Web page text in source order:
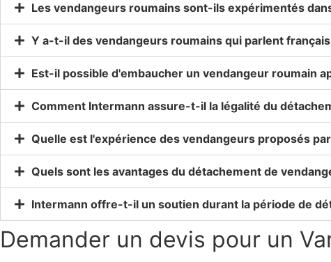
Les vendangeurs roumains sont-ils expérimentés
Y a-t-il des vendangeurs roumains qui parlent
Est-il possible d'embaucher un vendangeur roumain
Comment Intermann assure-t-il la légalité du
Quelle est l'expérience des vendangeurs proposés
Quels sont les avantages du détachement de
Intermann offre-t-il un soutien durant la période de
Demander un devis pour un